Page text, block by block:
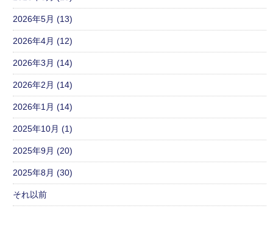
2026年5月 (13)
2026年4月 (12)
2026年3月 (14)
2026年2月 (14)
2026年1月 (14)
2025年10月 (1)
2025年9月 (20)
2025年8月 (30)
それ以前